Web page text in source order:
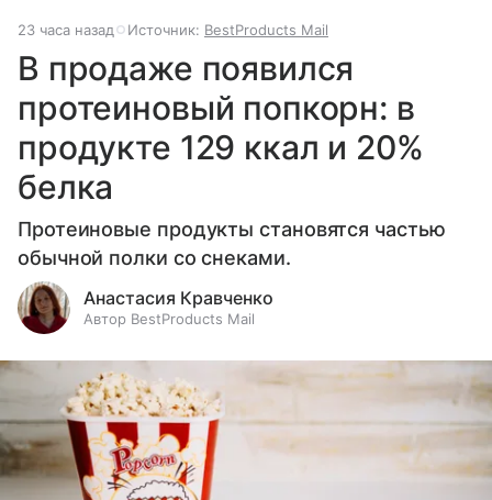
23 часа назад Источник: BestProducts Mail
В продаже появился
протеиновый попкорн: в
продукте 129 ккал и 20%
белка
Протеиновые продукты становятся частью
обычной полки со снеками.
Анастасия Кравченко
Автор BestProducts Mail